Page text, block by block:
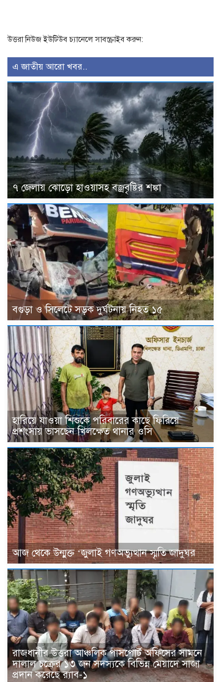
উত্তরা নিউজ ইউটিউব চ্যানেলে সাবস্ক্রাইব করুন:
এ জাতীয় আরো খবর..
৭ জেলায় ঝোড়ো হাওয়াসহ বজ্রবৃষ্টির শঙ্কা
বগুড়া ও সিলেটে সড়ক দুর্ঘটনায় নিহত ১৫
হারিয়ে যাওয়া শিশুকে পরিবারের কাছে ফিরিয়ে
প্রশংসায় ভাসছেন খিলক্ষেত থানার ওসি
আজ থেকে উন্মুক্ত ‘জুলাই গণঅভ্যুত্থান স্মৃতি জাদুঘর
রাজধানীর উত্তরা আঞ্চলিক পাসপোর্ট অফিসের সামনে
দালাল চক্রের ১৩ জন সদস্যকে বিভিন্ন মেয়াদে সাজা
প্রদান করেছে র‌্যাব-১